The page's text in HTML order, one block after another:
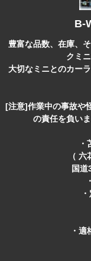
B-
豊富な品数、在庫、
クミ
大切なミニとのカー
[注意]作業中の事故や
の責任を負い
（
国道
・